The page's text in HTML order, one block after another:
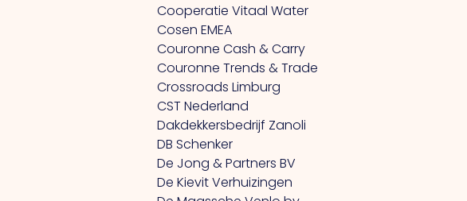
Cooperatie Vitaal Water
Cosen EMEA
Couronne Cash & Carry
Couronne Trends & Trade
Crossroads Limburg
CST Nederland
Dakdekkersbedrijf Zanoli
DB Schenker
De Jong & Partners BV
De Kievit Verhuizingen